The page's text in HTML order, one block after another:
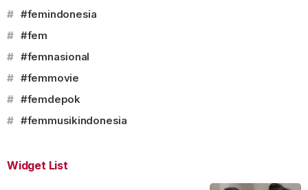
# #femindonesia
# #fem
# #femnasional
# #femmovie
# #femdepok
# #femmusikindonesia
Widget List